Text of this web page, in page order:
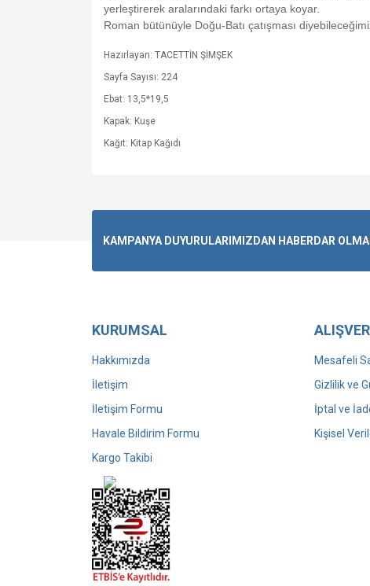
yerleştirerek aralarındaki farkı ortaya koyar.
Roman bütünüyle Doğu-Batı çatışması
Hazırlayan: TACETTİN ŞİMŞEK
Sayfa Sayısı: 224
Ebat: 13,5*19,5
Kapak: Kuşe
Kağıt: Kitap Kağıdı
KAMPANYA DUYURULARIMIZDAN HABERDAR
KURUMSAL
Hakkımızda
İletişim
İletişim Formu
Havale Bildirim Formu
Kargo Takibi
Mesafeli
Gizlilik ve
İptal ve
Kişisel